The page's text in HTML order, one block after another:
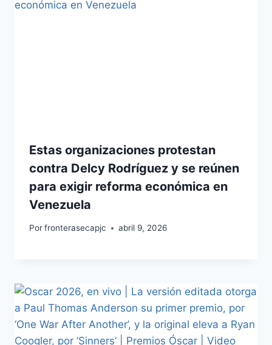
Estas organizaciones protestan
contra Delcy Rodríguez y se reúnen
para exigir reforma económica en
Venezuela
Porfronterasecapjc abril 9, 2026